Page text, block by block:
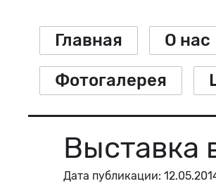
Главная О нас
Фотогалерея
Выставка
Дата публикации: